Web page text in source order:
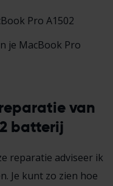
Pro A1502
je MacBook Pro
van
batterij
reparatie adviseer ik
Je kunt zo zien hoe